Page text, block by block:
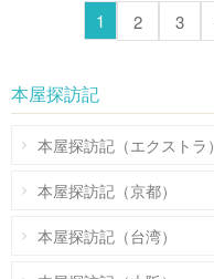
1 2 3
本屋探訪記
本屋探訪記（エクストラ）
本屋探訪記（京都）
本屋探訪記（台湾）